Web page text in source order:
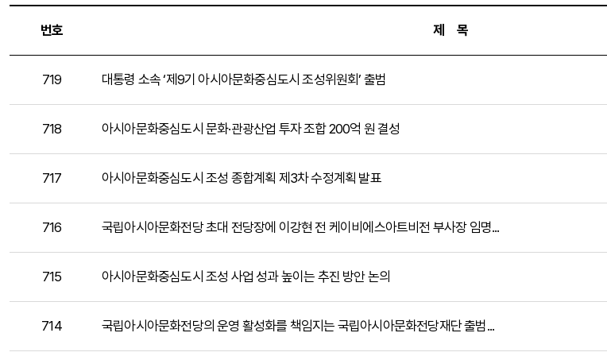
번호 제 목
719 대통령 소속 ‘제9기 아시아문화중심도시 조성위원회’ 출범
718 아시아문화중심도시 문화·관광산업 투자 조합 200억 원 결성
717 아시아문화중심도시 조성 종합계획 제3차 수정계획 발표
716 국립아시아문화전당 초대 전당장에 이강현 전 케이비에스아트비전 부사장 임명...
715 아시아문화중심도시 조성 사업 성과 높이는 추진 방안 논의
714 국립아시아문화전당의 운영 활성화를 책임지는 국립아시아문화전당재단 출범...